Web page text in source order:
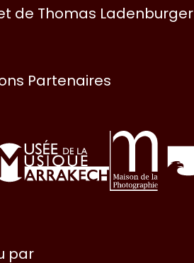
de Thomas Ladenburger
Partenaires
par